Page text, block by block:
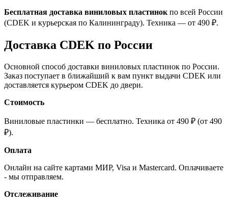
Бесплатная доставка виниловых пластинок по всей России
(CDEK и курьерская по Калининграду). Техника — от 490 ₽.
Доставка CDEK по России
Основной способ доставки виниловых пластинок по России.
Заказ поступает в ближайший к вам пункт выдачи CDEK или
доставляется курьером CDEK до двери.
Стоимость
Виниловые пластинки — бесплатно. Техника от 490 ₽ (от 490
₽).
Оплата
Онлайн на сайте картами МИР, Visa и Mastercard. Оплачиваете
- мы отправляем.
Отслеживание